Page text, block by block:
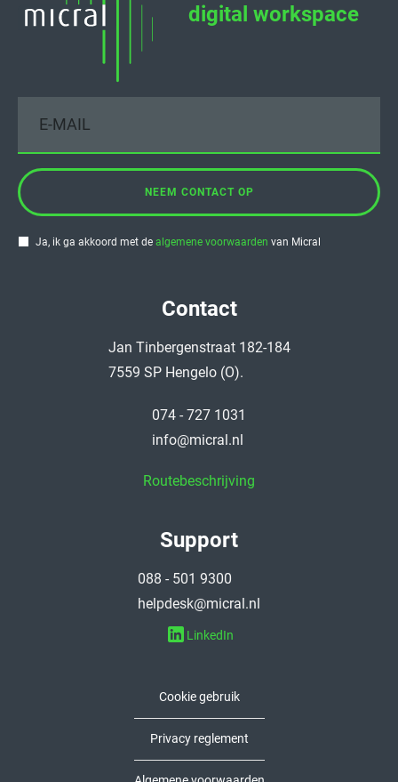
digital workspace
NEEM CONTACT OP
Ja, ik ga akkoord met de algemene voorwaarden van Micral
Contact
Jan Tinbergenstraat 182-184
7559 SP Hengelo (O).
074 - 727 1031
info@micral.nl
Routebeschrijving
Support
088 - 501 9300
helpdesk@micral.nl
LinkedIn
Cookie gebruik
Privacy reglement